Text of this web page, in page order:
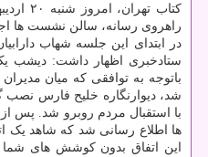
کتاب
راهروی رسانه، سالن نشست ها
در ابتدای این جلسه شهاب
ستادخبری اظهار داشت: دیشب یک
باتوجه به توافقی که میان
شد، دیوارنگاره خلیح فارس نصب
با استقبال مردم روبرو شد. پس
ها اطلاع رسانی شد که شاهد یک
این اتفاق بدون کوشش های شما